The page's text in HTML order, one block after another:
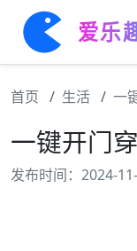
爱乐
首页 生活 一
一键开门
发布时间：2024-